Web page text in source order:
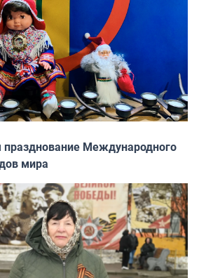
празднование Международного
мира